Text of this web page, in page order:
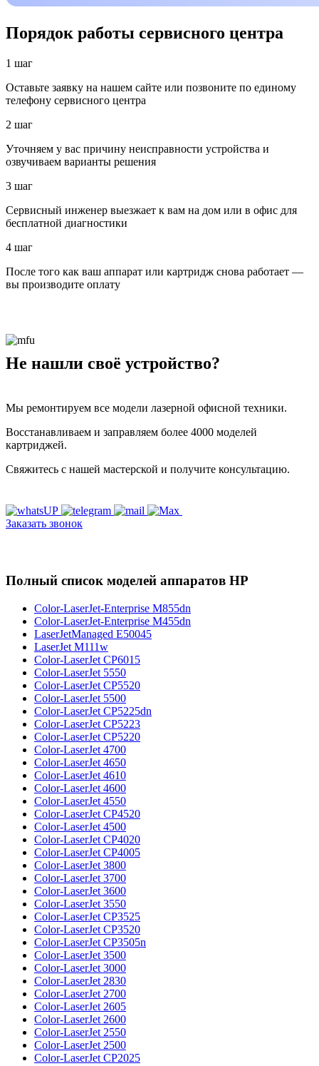
Порядок работы сервисного центра
1 шаг
Оставьте заявку на нашем сайте или позвоните по единому
телефону сервисного центра
2 шаг
Уточняем у вас причину неисправности устройства и
озвучиваем варианты решения
3 шаг
Сервисный инженер выезжает к вам на дом или в офис для
бесплатной диагностики
4 шаг
После того как ваш аппарат или картридж снова работает —
вы производите оплату
Не нашли своё устройство?
Мы ремонтируем все модели лазерной офисной техники.
Восстанавливаем и заправляем более 4000 моделей
картриджей.
Свяжитесь с нашей мастерской и получите консультацию.
Заказать звонок
Полный список моделей аппаратов HP
Color-LaserJet-Enterprise M855dn
Color-LaserJet-Enterprise M455dn
LaserJetManaged E50045
LaserJet M111w
Color-LaserJet CP6015
Color-LaserJet 5550
Color-LaserJet CP5520
Color-LaserJet 5500
Color-LaserJet CP5225dn
Color-LaserJet CP5223
Color-LaserJet CP5220
Color-LaserJet 4700
Color-LaserJet 4650
Color-LaserJet 4610
Color-LaserJet 4600
Color-LaserJet 4550
Color-LaserJet CP4520
Color-LaserJet 4500
Color-LaserJet CP4020
Color-LaserJet CP4005
Color-LaserJet 3800
Color-LaserJet 3700
Color-LaserJet 3600
Color-LaserJet 3550
Color-LaserJet CP3525
Color-LaserJet CP3520
Color-LaserJet CP3505n
Color-LaserJet 3500
Color-LaserJet 3000
Color-LaserJet 2830
Color-LaserJet 2700
Color-LaserJet 2605
Color-LaserJet 2600
Color-LaserJet 2550
Color-LaserJet 2500
Color-LaserJet CP2025